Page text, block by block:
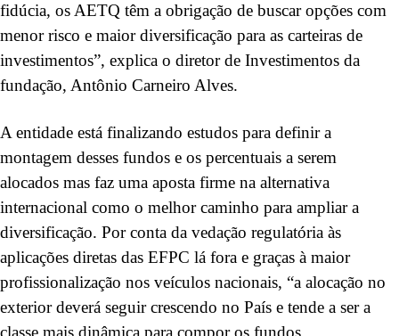
fidúcia, os AETQ têm a obrigação de buscar opções com
menor risco e maior diversificação para as carteiras de
investimentos”, explica o diretor de Investimentos da
fundação, Antônio Carneiro Alves.
A entidade está finalizando estudos para definir a
montagem desses fundos e os percentuais a serem
alocados mas faz uma aposta firme na alternativa
internacional como o melhor caminho para ampliar a
diversificação. Por conta da vedação regulatória às
aplicações diretas das EFPC lá fora e graças à maior
profissionalização nos veículos nacionais, “a alocação no
exterior deverá seguir crescendo no País e tende a ser a